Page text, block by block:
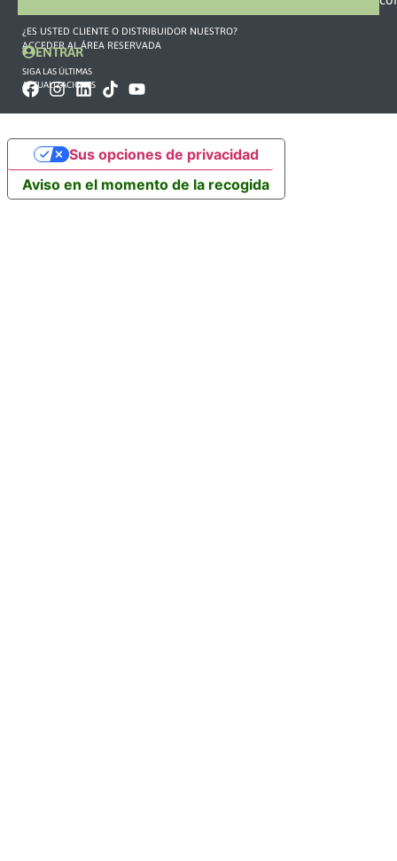
¿ES USTED CLIENTE O DISTRIBUIDOR NUESTRO?
ACCEDER AL ÁREA RESERVADA
ENTRAR
SIGA LAS ÚLTIMAS
ACTUALIZACIONES
Aviso en el momento de la recogida
Sus opciones de privacidad